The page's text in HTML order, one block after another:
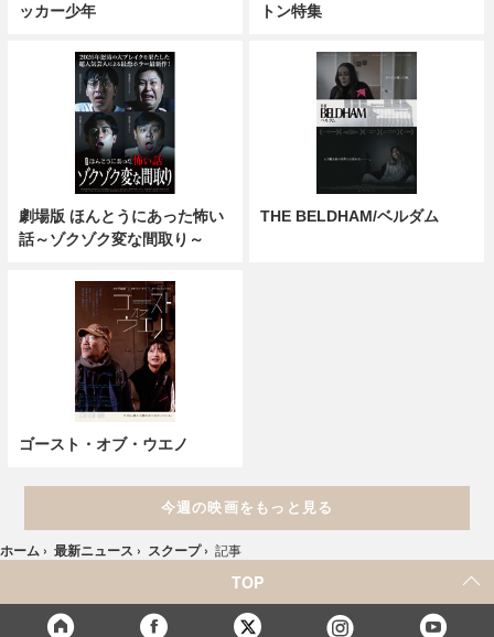
ッカー少年
トン特集
劇場版 ほんとうにあった怖い
話～ゾクゾク変な間取り～
THE BELDHAM/ベルダム
ゴースト・オブ・ウエノ
今週の映画をもっと見る
ホーム › 最新ニュース › スクープ › 記事
TOP